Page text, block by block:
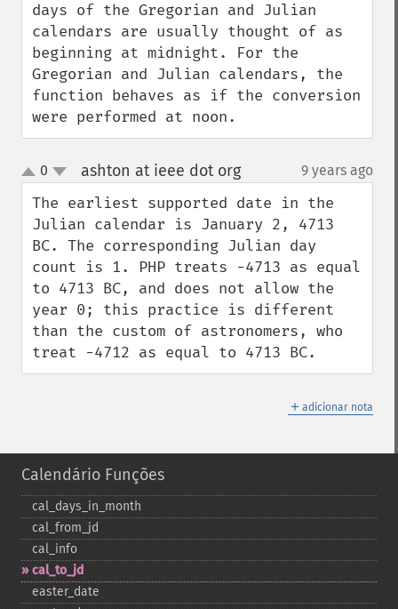
days of the Gregorian and Julian
calendars are usually thought of as
beginning at midnight. For the
Gregorian and Julian calendars, the
function behaves as if the conversion
were performed at noon.
up
down
0 ashton at ieee dot org¶ 9 years ago
The earliest supported date in the
Julian calendar is January 2, 4713
BC. The corresponding Julian day
count is 1. PHP treats -4713 as equal
to 4713 BC, and does not allow the
year 0; this practice is different
than the custom of astronomers, who
treat -4712 as equal to 4713 BC.
＋ adicionar nota
Calendário Funções
cal_​days_​in_​month
cal_​from_​jd
cal_​info
cal_​to_​jd
easter_​date